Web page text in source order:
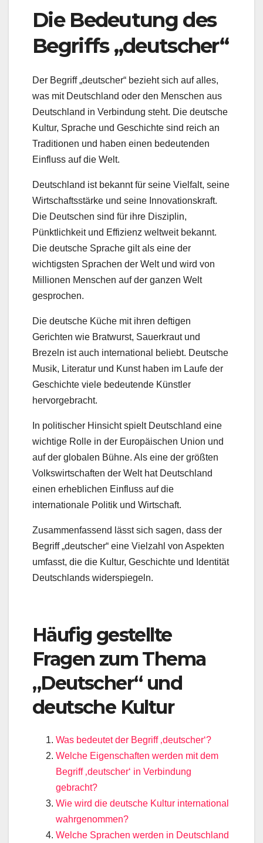
Die Bedeutung des
Begriffs „deutscher“
Der Begriff „deutscher“ bezieht sich auf alles,
was mit Deutschland oder den Menschen aus
Deutschland in Verbindung steht. Die deutsche
Kultur, Sprache und Geschichte sind reich an
Traditionen und haben einen bedeutenden
Einfluss auf die Welt.
Deutschland ist bekannt für seine Vielfalt, seine
Wirtschaftsstärke und seine Innovationskraft.
Die Deutschen sind für ihre Disziplin,
Pünktlichkeit und Effizienz weltweit bekannt.
Die deutsche Sprache gilt als eine der
wichtigsten Sprachen der Welt und wird von
Millionen Menschen auf der ganzen Welt
gesprochen.
Die deutsche Küche mit ihren deftigen
Gerichten wie Bratwurst, Sauerkraut und
Brezeln ist auch international beliebt. Deutsche
Musik, Literatur und Kunst haben im Laufe der
Geschichte viele bedeutende Künstler
hervorgebracht.
In politischer Hinsicht spielt Deutschland eine
wichtige Rolle in der Europäischen Union und
auf der globalen Bühne. Als eine der größten
Volkswirtschaften der Welt hat Deutschland
einen erheblichen Einfluss auf die
internationale Politik und Wirtschaft.
Zusammenfassend lässt sich sagen, dass der
Begriff „deutscher“ eine Vielzahl von Aspekten
umfasst, die die Kultur, Geschichte und Identität
Deutschlands widerspiegeln.
Häufig gestellte
Fragen zum Thema
„Deutscher“ und
deutsche Kultur
Was bedeutet der Begriff ‚deutscher‘?
Welche Eigenschaften werden mit dem
Begriff ‚deutscher‘ in Verbindung
gebracht?
Wie wird die deutsche Kultur international
wahrgenommen?
Welche Sprachen werden in Deutschland